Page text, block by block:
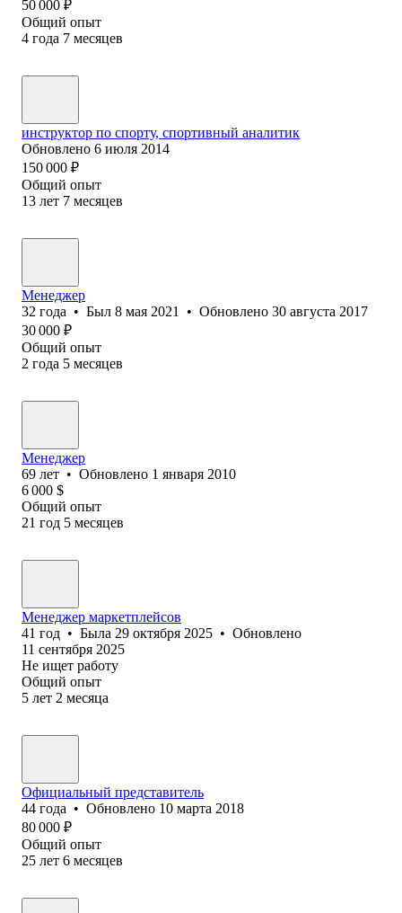
50 000 ₽
Общий опыт
4 года 7 месяцев
инструктор по спорту, спортивный аналитик
Обновлено 6 июля 2014
150 000 ₽
Общий опыт
13 лет 7 месяцев
Менеджер
32 года • Был 8 мая 2021 • Обновлено 30 августа 2017
30 000 ₽
Общий опыт
2 года 5 месяцев
Менеджер
69 лет • Обновлено 1 января 2010
6 000 $
Общий опыт
21 год 5 месяцев
Менеджер маркетплейсов
41 год • Была 29 октября 2025 • Обновлено
11 сентября 2025
Не ищет работу
Общий опыт
5 лет 2 месяца
Официальный представитель
44 года • Обновлено 10 марта 2018
80 000 ₽
Общий опыт
25 лет 6 месяцев